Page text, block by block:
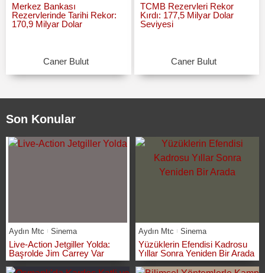
Merkez Bankası
Rezervlerinde Tarihi Rekor:
170,9 Milyar Dolar
Caner Bulut
TCMB Rezervleri Rekor
Kırdı: 177,5 Milyar Dolar
Seviyesi
Caner Bulut
Son Konular
Aydın Mtc Sinema
Live-Action Jetgiller Yolda:
Başrolde Jim Carrey Var
Aydın Mtc Sinema
Yüzüklerin Efendisi Kadrosu
Yıllar Sonra Yeniden Bir Arada